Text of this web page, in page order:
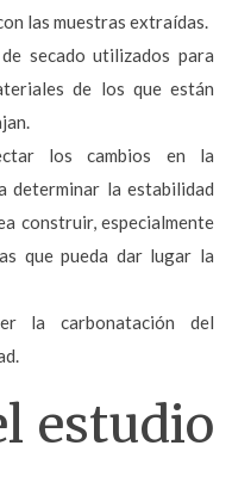
las muestras extraídas.
secado utilizados para
de los que están
los cambios en la
determinar la estabilidad
construir, especialmente
que pueda dar lugar la
la carbonatación del
estudio